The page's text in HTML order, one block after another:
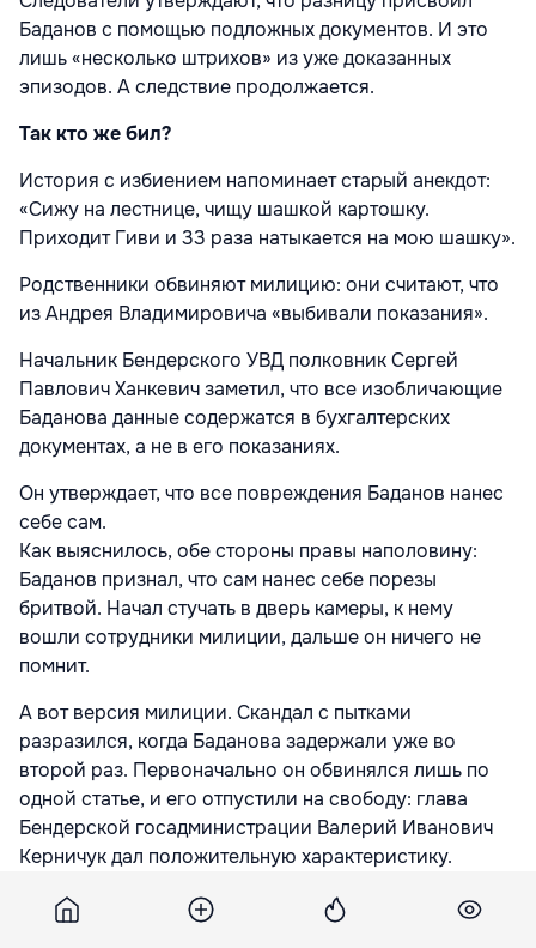
Баданов с помощью подложных документов. И это
лишь «несколько штрихов» из уже доказанных
эпизодов. А следствие продолжается.
Так кто же бил?
История с избиением напоминает старый анекдот:
«Сижу на лестнице, чищу шашкой картошку.
Приходит Гиви и 33 раза натыкается на мою шашку».
Родственники обвиняют милицию: они считают, что
из Андрея Владимировича «выбивали показания».
Начальник Бендерского УВД полковник Сергей
Павлович Ханкевич заметил, что все изобличающие
Баданова данные содержатся в бухгалтерских
документах, а не в его показаниях.
Он утверждает, что все повреждения Баданов нанес
себе сам.
Как выяснилось, обе стороны правы наполовину:
Баданов признал, что сам нанес себе порезы
бритвой. Начал стучать в дверь камеры, к нему
вошли сотрудники милиции, дальше он ничего не
помнит.
А вот версия милиции. Скандал с пытками
разразился, когда Баданова задержали уже во
второй раз. Первоначально он обвинялся лишь по
одной статье, и его отпустили на свободу: глава
Бендерской госадминистрации Валерий Иванович
Керничук дал положительную характеристику.
Но едва милиционер сопроводил Баданова домой,
как тут же задержал уже по другой статье: вскрылись